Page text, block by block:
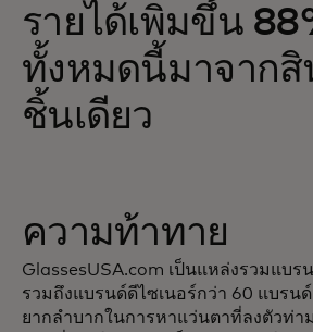
รายได้เพิ่มขึ้น
ทั้งหมดนี้มาจากสิ
ชิ้นเดียว
ความท้าทาย
GlassesUSA.com เป็นแหล่งรวมแบ
รวมถึงแบรนด์ดีไซเนอร์กว่า 60 แบรนด์
ยากลำบากในการหาแว่นตาที่ลงตัวท่